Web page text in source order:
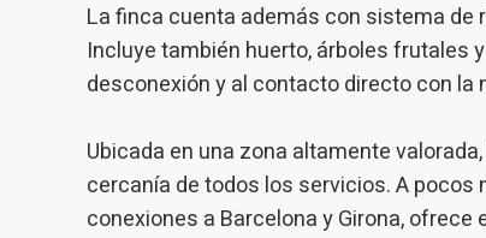
La finca cuenta además con sistema de
Incluye también huerto, árboles frutales
desconexión y al contacto directo con la
Ubicada en una zona altamente
cercanía de todos los servicios. A
conexiones a Barcelona y Girona,